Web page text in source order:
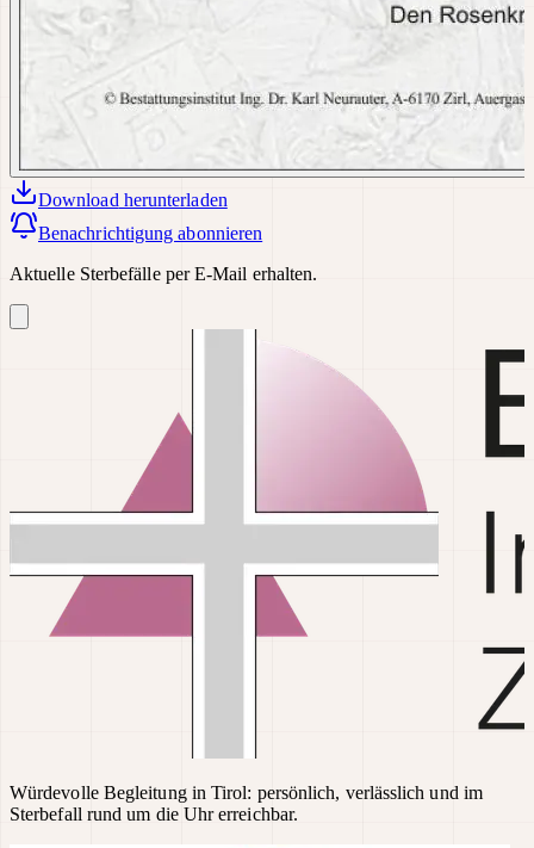
Download herunterladen
Benachrichtigung abonnieren
Aktuelle Sterbefälle per E-Mail erhalten.
Würdevolle Begleitung in Tirol: persönlich, verlässlich und im
Sterbefall rund um die Uhr erreichbar.